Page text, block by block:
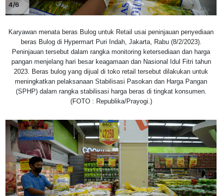
4/6
Karyawan menata beras Bulog untuk Retail usai peninjauan penyediaan
beras Bulog di Hypermart Puri Indah, Jakarta, Rabu (8/2/2023).
Peninjauan tersebut dalam rangka monitoring ketersediaan dan harga
pangan menjelang hari besar keagamaan dan Nasional Idul Fitri tahun
2023. Beras bulog yang dijual di toko retail tersebut dilakukan untuk
meningkatkan pelaksanaan Stabilisasi Pasokan dan Harga Pangan
(SPHP) dalam rangka stabilisasi harga beras di tingkat konsumen.
(FOTO : Republika/Prayogi.)